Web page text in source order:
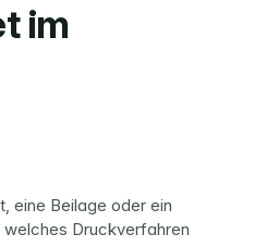
im
eine Beilage oder ein
Druckverfahren